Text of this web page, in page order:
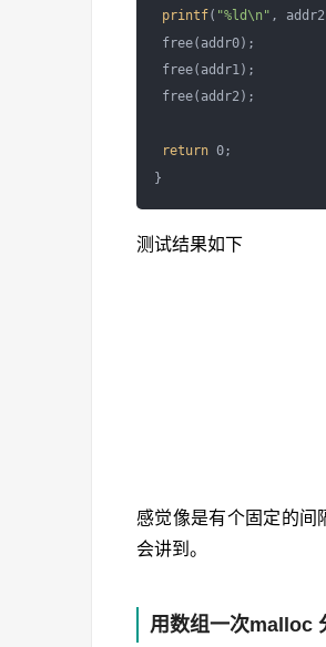
printf( "%ld\n" ,
free(addr0);
free(addr1);
free(addr2);
return 0;
测试结果如下
感觉像是有个固定的间
会讲到。
用数组一次malloc